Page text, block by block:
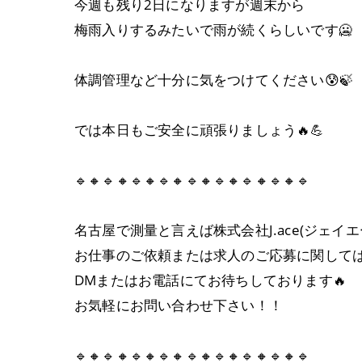
今週も残り2日になりますが週末から
梅雨入りするみたいで雨が続くらしいです🥶
体調管理など十分に気をつけてください😰🍃
では本日もご安全に頑張りましょう🔥💪
🔹🔸🔹🔸🔹🔸🔹🔸🔹🔸🔹🔸🔹🔸🔹🔸🔹
名古屋で測量と言えば株式会社J.ace(ジェイ
お仕事のご依頼または求人のご応募に関して
DMまたはお電話にてお待ちしております🔥
お気軽にお問い合わせ下さい！！
🔹🔸🔹🔸🔹🔸🔹🔸🔹🔸🔹🔸🔹🔸🔹🔸🔹